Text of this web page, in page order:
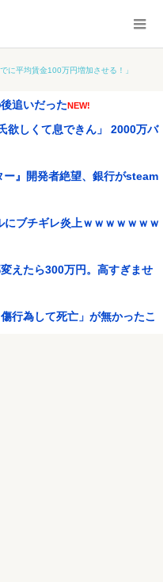
に平均賃金100万円増加させる！」
追いだったNEW!
欲しくて息できん」 2000万バ
』開発者絶望、銀行がsteam
にブチギレ炎上ｗｗｗｗｗｗｗ
えたら300万円。高すぎませ
行為して死亡」が無かったこ